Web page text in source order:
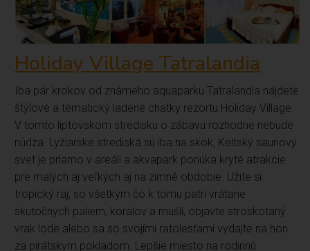
Holiday Village Tatralandia
Iba pár krokov od známeho aquaparku Tatralandia nájdete
štýlové a tématický ladené chatky rezortu Holiday Village.
V tomto liptovskom stredisku o zábavu rozhodne nebude
núdza. Lyžiarske strediská sú iba na skok, Keltský saunový
svet je priamo v areáli a akvapark ponúka kryté atrakcie
pre malých aj veľkých aj na zimné obdobie. Užite si
tropický raj, so všetkým čo k tomu patrí vrátane
skutočných paliem, koralov a mušlí, objavte stroskotaný
vrak lode alebo sa so svojími ratolesťami vydajte na hon
za pirátskym pokladom. Lepšie miesto na rodinnú